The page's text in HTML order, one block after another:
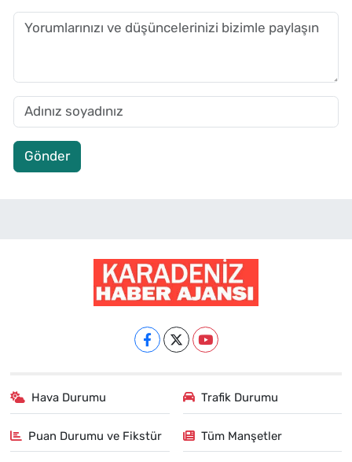
Gönder
Hava Durumu Trafik Durumu
Puan Durumu ve Fikstür Tüm Manşetler